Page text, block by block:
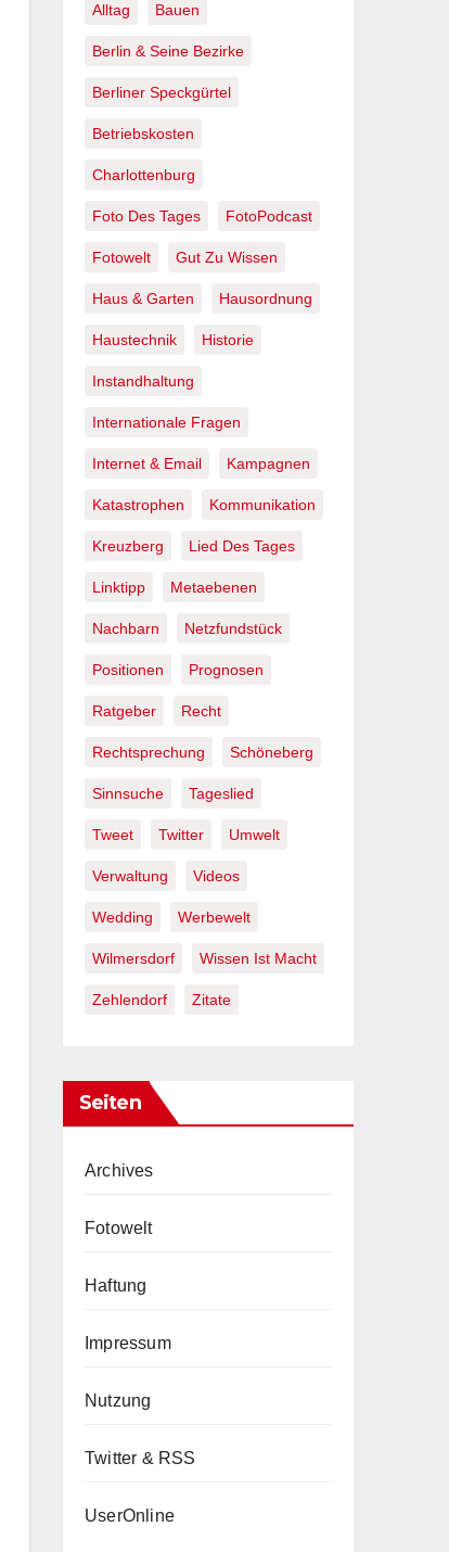
Alltag Bauen
Berlin & Seine Bezirke
Berliner Speckgürtel
Betriebskosten
Charlottenburg
Foto Des Tages FotoPodcast
Fotowelt Gut Zu Wissen
Haus & Garten Hausordnung
Haustechnik Historie
Instandhaltung
Internationale Fragen
Internet & Email Kampagnen
Katastrophen Kommunikation
Kreuzberg Lied Des Tages
Linktipp Metaebenen
Nachbarn Netzfundstück
Positionen Prognosen
Ratgeber Recht
Rechtsprechung Schöneberg
Sinnsuche Tageslied
Tweet Twitter Umwelt
Verwaltung Videos
Wedding Werbewelt
Wilmersdorf Wissen Ist Macht
Zehlendorf Zitate
Seiten
Archives
Fotowelt
Haftung
Impressum
Nutzung
Twitter & RSS
UserOnline